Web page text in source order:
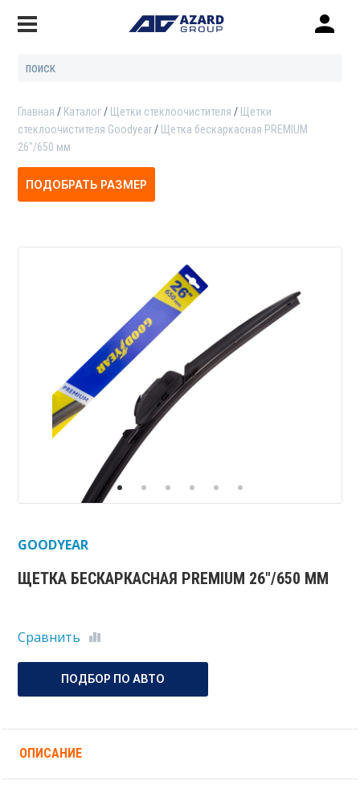
Главная Каталог Щетки стеклоочистителя
Щетки
стеклоочистителя Goodyear
Щетка бескаркасная PREMIUM
26"/650 мм
ПОДОБРАТЬ РАЗМЕР
ЩЕТКА БЕСКАРКАСНАЯ PREMIUM 26"/650 ММ
GOODYEAR
Сравнить
ПОДБОР ПО АВТО
ОПИСАНИЕ